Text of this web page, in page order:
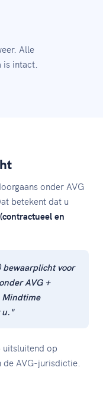
Alle
intact.
onder AVG
betekent dat u
en
bewaarplicht voor
AVG +
u."
op
AVG-jurisdictie.